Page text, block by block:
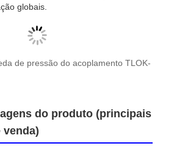
globais.
de pressão do acoplamento TLOK-
do produto (principais
venda)